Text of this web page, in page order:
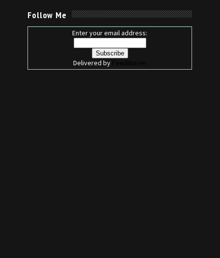
Follow Me
Enter your email address:
Delivered by